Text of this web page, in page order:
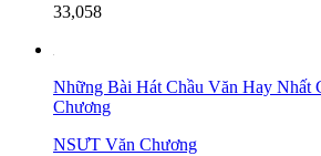
33,058
Những Bài Hát Chầu Văn Hay Nhất
Chương
NSƯT Văn Chương